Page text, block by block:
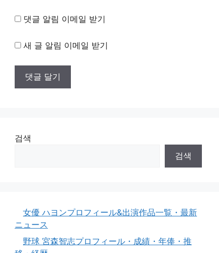
댓글 알림 이메일 받기
새 글 알림 이메일 받기
검색
검색
女優 ハヨンプロフィール&出演作品一覧・最新
ニュース
野球 宮森智志プロフィール・成績・年俸・推